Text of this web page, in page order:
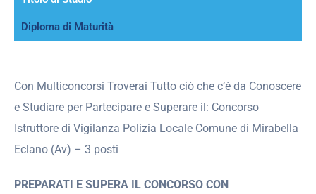
Diploma di Maturità
Con Multiconcorsi Troverai Tutto ciò che c’è da Conoscere
e Studiare per Partecipare e Superare il: Concorso
Istruttore di Vigilanza Polizia Locale Comune di Mirabella
Eclano (Av) – 3 posti
PREPARATI E SUPERA IL CONCORSO CON